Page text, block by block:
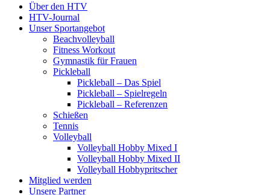
Über den HTV
HTV-Journal
Unser Sportangebot
Beachvolleyball
Fitness Workout
Gymnastik für Frauen
Pickleball
Pickleball – Das Spiel
Pickleball – Spielregeln
Pickleball – Referenzen
Schießen
Tennis
Volleyball
Volleyball Hobby Mixed I
Volleyball Hobby Mixed II
Volleyball Hobbypritscher
Mitglied werden
Unsere Partner